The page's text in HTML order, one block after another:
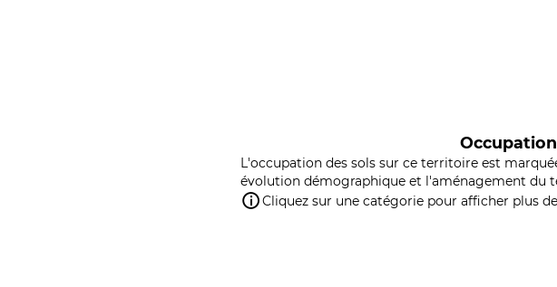
L'occupation des sols sur ce territoire est
évolution démographique et l'aménagement du
Cliquez sur une catégorie pour afficher plus